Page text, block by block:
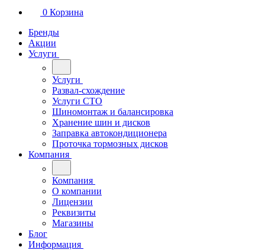
0 Корзина
Бренды
Акции
Услуги
Услуги
Развал-схождение
Услуги СТО
Шиномонтаж и балансировка
Хранение шин и дисков
Заправка автокондиционера
Проточка тормозных дисков
Компания
Компания
О компании
Лицензии
Реквизиты
Магазины
Блог
Информация